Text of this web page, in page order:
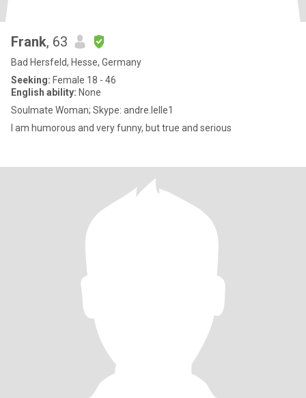
Frank, 63
Bad Hersfeld, Hesse, Germany
Seeking: Female 18 - 46
English ability: None
Soulmate Woman; Skype: andre.lelle1
I am humorous and very funny, but true and serious